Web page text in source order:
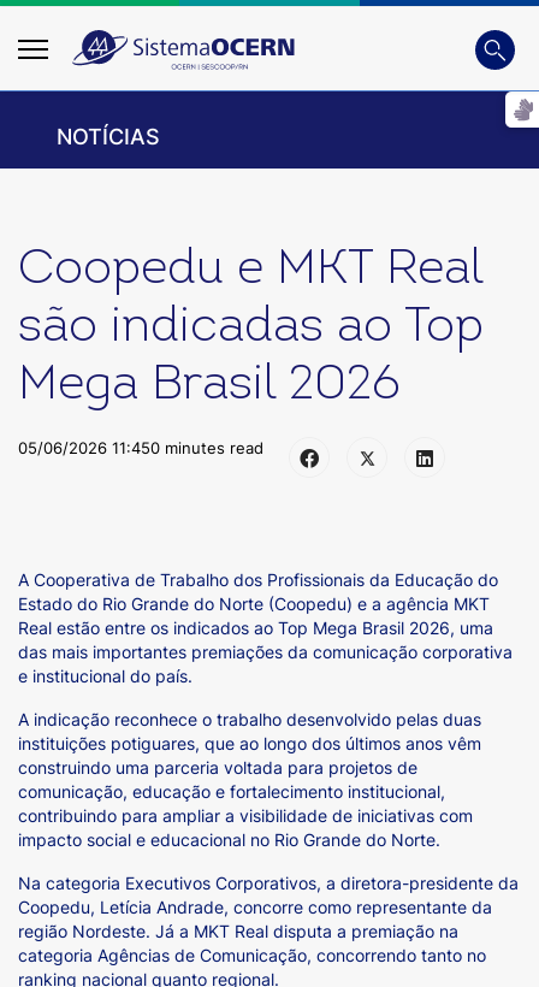
Busca
NOTÍCIAS
Coopedu e MKT Real
são indicadas ao Top
Mega Brasil 2026
05/06/2026 11:450 minutes read
A Cooperativa de Trabalho dos Profissionais da Educação do
Estado do Rio Grande do Norte (Coopedu) e a agência MKT
Real estão entre os indicados ao Top Mega Brasil 2026, uma
das mais importantes premiações da comunicação corporativa
e institucional do país.
A indicação reconhece o trabalho desenvolvido pelas duas
instituições potiguares, que ao longo dos últimos anos vêm
construindo uma parceria voltada para projetos de
comunicação, educação e fortalecimento institucional,
contribuindo para ampliar a visibilidade de iniciativas com
impacto social e educacional no Rio Grande do Norte.
Na categoria Executivos Corporativos, a diretora-presidente da
Coopedu, Letícia Andrade, concorre como representante da
região Nordeste. Já a MKT Real disputa a premiação na
categoria Agências de Comunicação, concorrendo tanto no
ranking nacional quanto regional.